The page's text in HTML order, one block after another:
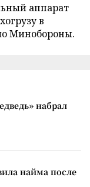
аппарат
в
Минобороны.
набрал
найма после